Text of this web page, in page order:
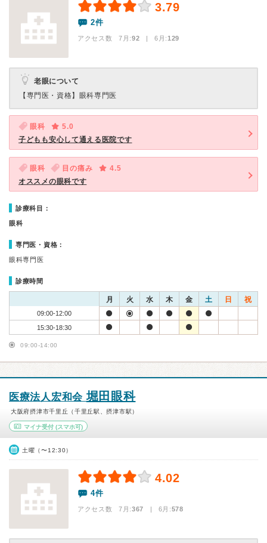
3.79
2件
アクセス数 7月:92 | 6月:129
老眼について
【専門医・資格】 眼科専門医
眼科
5.0
子どもも安心して通える医院です
眼科 目の痛み
4.5
オススメの眼科です
診療科目：
眼科
専門医・資格：
眼科専門医
診療時間
月 火 水 木 金 土 日 祝
09:00-12:00
15:30-18:30
09:00-14:00
医療法人宏和会堀田眼科
大阪府摂津市千里丘（千里丘駅、摂津市駅）
マイナ受付 (スマホ可)
土曜（〜12:30）
4.02
4件
アクセス数 7月:367 | 6月:578